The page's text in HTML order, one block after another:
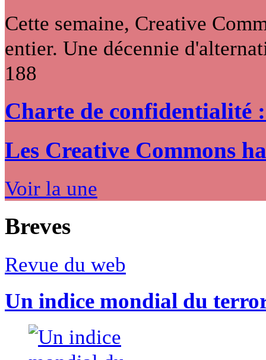
Cette semaine, Creative
entier. Une décennie
188
Charte de confidentialité
Les Creative Commons
Voir la une
Breves
Revue du web
Un indice mondial du